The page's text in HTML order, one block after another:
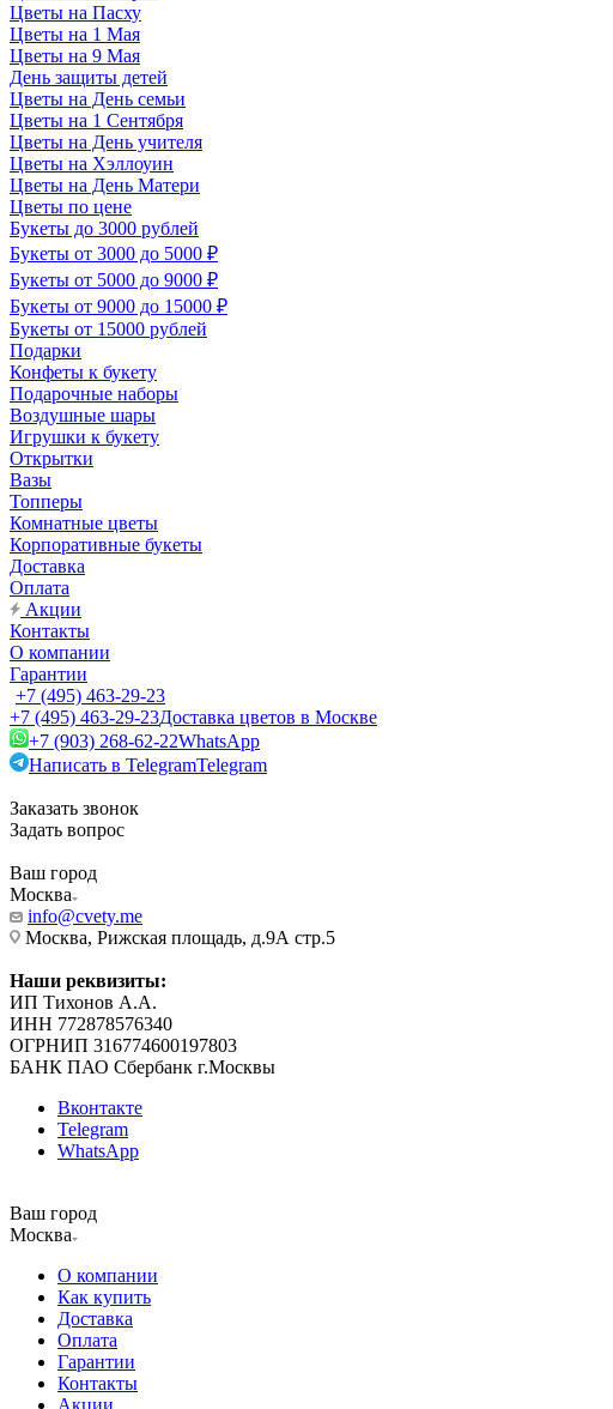
Цветы на Пасху
Цветы на 1 Мая
Цветы на 9 Мая
День защиты детей
Цветы на День семьи
Цветы на 1 Сентября
Цветы на День учителя
Цветы на Хэллоуин
Цветы на День Матери
Цветы по цене
Букеты до 3000 рублей
Букеты от 3000 до 5000 ₽
Букеты от 5000 до 9000 ₽
Букеты от 9000 до 15000 ₽
Букеты от 15000 рублей
Подарки
Конфеты к букету
Подарочные наборы
Воздушные шары
Игрушки к букету
Открытки
Вазы
Топперы
Комнатные цветы
Корпоративные букеты
Доставка
Оплата
Акции
Контакты
О компании
Гарантии
+7 (495) 463-29-23
+7 (495) 463-29-23Доставка цветов в Москве
+7 (903) 268-62-22WhatsApp
Написать в TelegramTelegram
Заказать звонок
Задать вопрос
Ваш город
Москва
info@cvety.me
Москва, Рижская площадь, д.9А стр.5
Наши реквизиты:
ИП Тихонов А.А.
ИНН 772878576340
ОГРНИП 316774600197803
БАНК ПАО Сбербанк г.Москвы
Вконтакте
Telegram
WhatsApp
Ваш город
Москва
О компании
Как купить
Доставка
Оплата
Гарантии
Контакты
Акции